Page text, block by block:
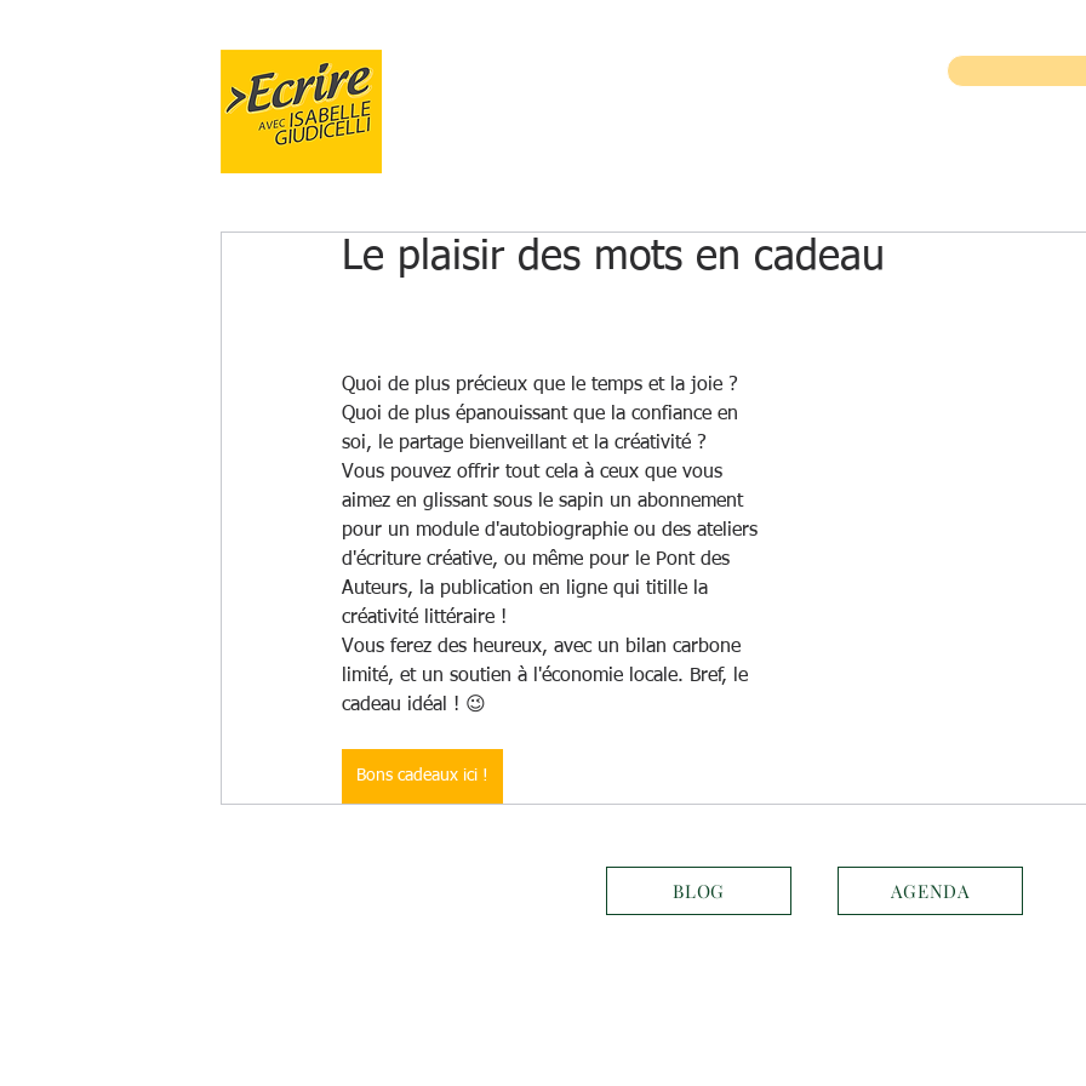
Le plaisir des mots en cadeau
Quoi de plus précieux que le temps et la joie ?
Quoi de plus épanouissant que la confiance en
soi, le partage bienveillant et la créativité ?
Vous pouvez offrir tout cela à ceux que vous
aimez en glissant sous le sapin un abonnement
pour un module d'autobiographie ou des ateliers
d'écriture créative, ou même pour le Pont des
Auteurs, la publication en ligne qui titille la
créativité littéraire !
Vous ferez des heureux, avec un bilan carbone
limité, et un soutien à l'économie locale. Bref, le
cadeau idéal ! 😉
Bons cadeaux ici !
BLOG AGENDA